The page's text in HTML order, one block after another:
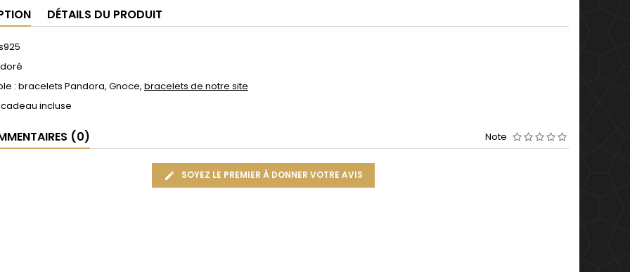
DÉTAILS DU PRODUIT
: bracelets Pandora, Gnoce, bracelets de notre site
incluse
(0) Note
SOYEZ LE PREMIER À DONNER VOTRE AVIS